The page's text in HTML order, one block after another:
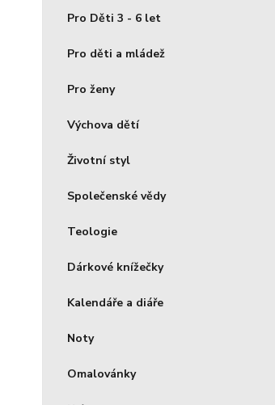
Pro Děti 3 - 6 let
Pro děti a mládež
Pro ženy
Výchova dětí
Životní styl
Společenské vědy
Teologie
Dárkové knížečky
Kalendáře a diáře
Noty
Omalovánky